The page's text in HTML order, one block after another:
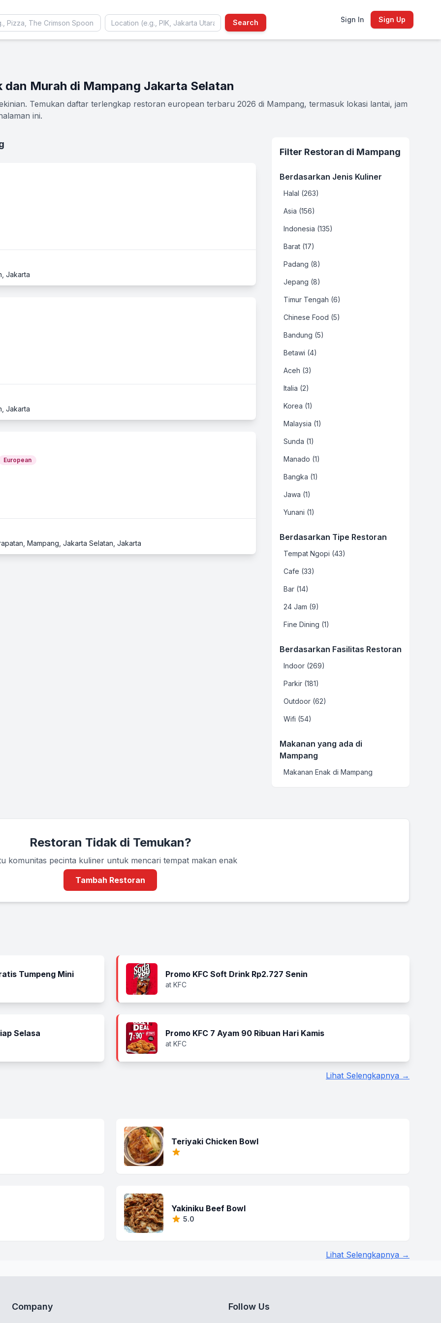
Search Sign In Sign Up
Murah di Mampang Jakarta Selatan
Temukan daftar terlengkap restoran european terbaru 2026 di Mampang, termasuk lokasi lantai, jam
ini.
Jakarta
Jakarta
European
Mampang, Jakarta Selatan, Jakarta
Filter Restoran di Mampang
Berdasarkan Jenis Kuliner
Halal (263)
Asia (156)
Indonesia (135)
Barat (17)
Padang (8)
Jepang (8)
Timur Tengah (6)
Chinese Food (5)
Bandung (5)
Betawi (4)
Aceh (3)
Italia (2)
Korea (1)
Malaysia (1)
Sunda (1)
Manado (1)
Bangka (1)
Jawa (1)
Yunani (1)
Berdasarkan Tipe Restoran
Tempat Ngopi (43)
Cafe (33)
Bar (14)
24 Jam (9)
Fine Dining (1)
Berdasarkan Fasilitas Restoran
Indoor (269)
Parkir (181)
Outdoor (62)
Wifi (54)
Makanan yang ada di
Mampang
Makanan Enak di Mampang
Restoran Tidak di Temukan?
komunitas pecinta kuliner untuk mencari tempat makan enak
Tambah Restoran
Tumpeng Mini Promo KFC Soft Drink Rp2.727 Senin
at KFC
Selasa Promo KFC 7 Ayam 90 Ribuan Hari Kamis
at KFC
Lihat Selengkapnya →
Teriyaki Chicken Bowl
Yakiniku Beef Bowl
5.0
Lihat Selengkapnya →
Company Follow Us